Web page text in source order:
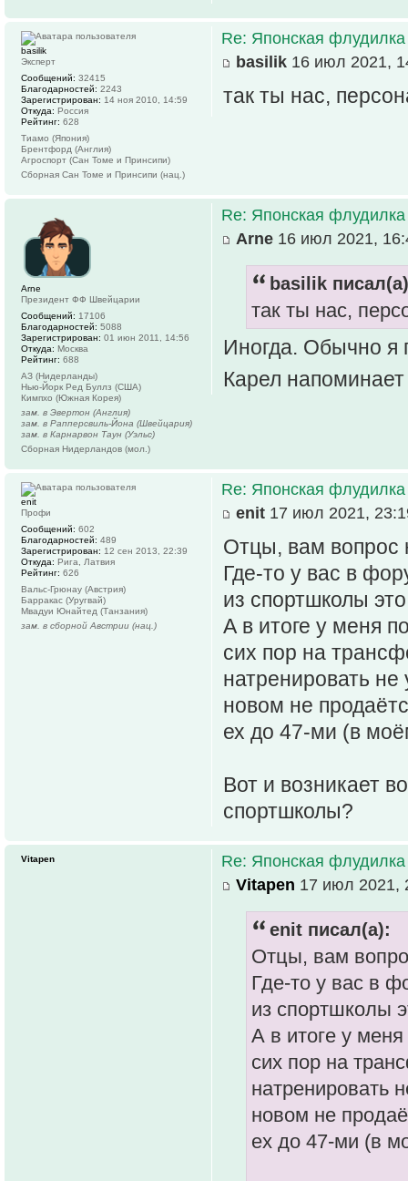
Re: Японская флудилка
basilik 16 июл 2021,
так ты нас,
basilik
Эксперт
Сообщений: 32415
Благодарностей: 2243
Зарегистрирован: 14 ноя 2010, 14:59
Откуда: Россия
Рейтинг: 628
Тиамо (Япония)
Брентфорд (Англия)
Агроспорт (Сан Томе и Принсипи)
Сборная Сан Томе и Принсипи (нац.)
Re: Японская флудилка
Arne 16 июл 2021,
basilik
так ты нас,
Иногда. Обычно я
Карел
Arne
Президент ФФ Швейцарии
Сообщений: 17106
Благодарностей: 5088
Зарегистрирован: 01 июн 2011, 14:56
Откуда: Москва
Рейтинг: 688
АЗ (Нидерланды)
Нью-Йорк Ред Буллз (США)
Кимпхо (Южная Корея)
зам. в Эвертон (Англия)
зам. в Рапперсвиль-Йона (Швейцария)
зам. в Карнарвон Таун (Уэльс)
Сборная Нидерландов (мол.)
Re: Японская флудилка
enit 17 июл 2021,
Отцы, вам вопрос
Где-то у вас в
из спортшколы
А в итоге у меня
сих пор на
натренировать не
новом не
ех до 47-ми (в
Вот и возникает
спортшколы?
enit
Профи
Сообщений: 602
Благодарностей: 489
Зарегистрирован: 12 сен 2013, 22:39
Откуда: Рига, Латвия
Рейтинг: 626
Вальс-Грюнау (Австрия)
Барракас (Уругвай)
Мвадуи Юнайтед (Танзания)
зам. в сборной Австрии (нац.)
Re: Японская флудилка
Vitapen 17 июл 2021,
enit писал(а):
Отцы, вам
Где-то у вас в
из спортшколы
А в итоге у
сих пор на
натренировать
новом не
ех до 47-ми (в
Vitapen